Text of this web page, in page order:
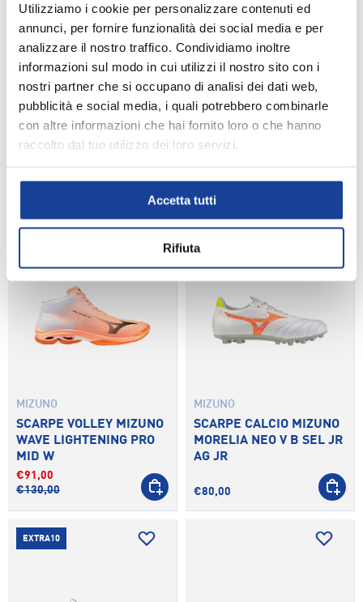
Utilizziamo i cookie per personalizzare contenuti ed
annunci, per fornire funzionalità dei social media e per
analizzare il nostro traffico. Condividiamo inoltre
informazioni sul modo in cui utilizzi il nostro sito con i
nostri partner che si occupano di analisi dei dati web,
pubblicità e social media, i quali potrebbero combinarle
con altre informazioni che hai fornito loro o che hanno
raccolto dal tuo utilizzo dei loro servizi.
Accetta tutti
Rifiuta
SCARPE VOLLEY MIZUNO
MID M
SCARPE VOLLEY MIZUNO
MID W
-30% EXTRA10
MIZUNO
SCARPE VOLLEY MIZUNO
WAVE LIGHTENING PRO
MID W
€91,00
€130,00
SCEGLI OPZIONI
MIZUNO
SCARPE CALCIO MIZUNO
MORELIA NEO V B SEL JR
AG JR
€80,00
EXTRA10